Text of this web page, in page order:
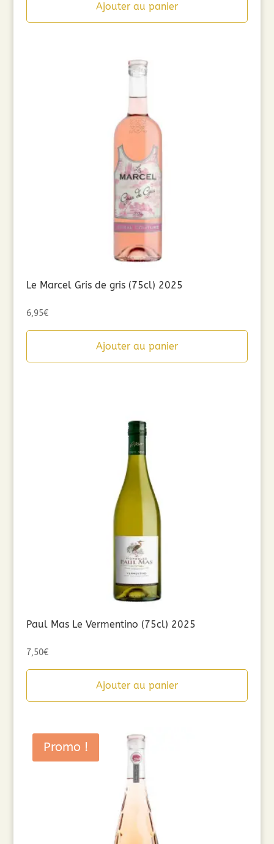
Ajouter au panier
Le Marcel Gris de gris (75cl) 2025
6,95€
Ajouter au panier
Paul Mas Le Vermentino (75cl) 2025
7,50€
Ajouter au panier
Promo !